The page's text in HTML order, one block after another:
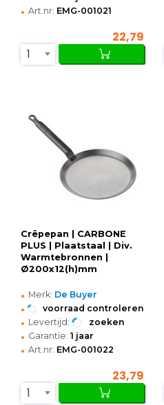
• Art.nr: EMG-001021
22,79
1
Crêpepan | CARBONE
PLUS | Plaatstaal | Div.
Warmtebronnen |
Ø200x12(h)mm
• Merk: De Buyer
• voorraad controleren
• Levertijd: zoeken
• Garantie: 1 jaar
• Art.nr: EMG-001022
23,79
1